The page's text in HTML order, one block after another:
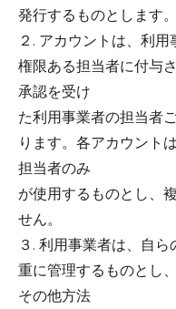
発行するものとします。
２. アカウントは、利
権限ある担当者に付与
承認を受け
た利用事業者の担当者
ります。各アカウント
担当者のみ
が使用するものとし、
せん。
３. 利用事業者は、自
重に管理するものとし
その他方法